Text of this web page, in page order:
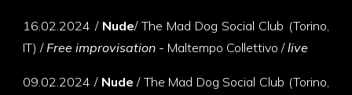
16.02.2024 / Nude/ The Mad Dog Social Club (Torino,
IT) /Free improvisation - Maltempo Collettivo /live
09.02.2024 / Nude / The Mad Dog Social Club (Torino,